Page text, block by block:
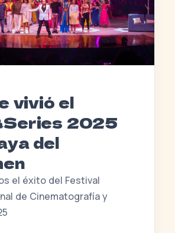
vivió el
2025
del
el éxito del Festival
de Cinematografía y